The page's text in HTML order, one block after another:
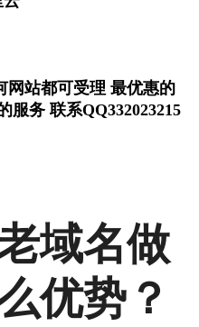
域名做
优势？